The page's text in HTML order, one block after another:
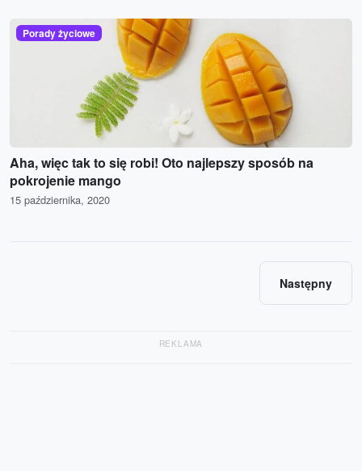
Porady życiowe
Aha, więc tak to się robi! Oto najlepszy sposób na
pokrojenie mango
15 października, 2020
Następny
REKLAMA